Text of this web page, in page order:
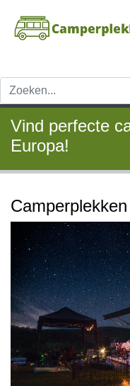
Vind perfecte
Europa!
Camperplekken